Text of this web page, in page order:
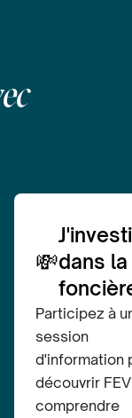
💸dans la
Participez à
session
d'information
découvrir
comprendre